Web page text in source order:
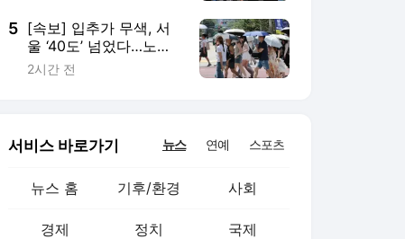
5 [속보] 입추가 무색, 서
울 ‘40도’ 넘었다…노원
구 40.2도 기록
2시간 전
서비스 바로가기 뉴스 연예 스포츠
뉴스 홈 기후/환경 사회
경제 정치 국제